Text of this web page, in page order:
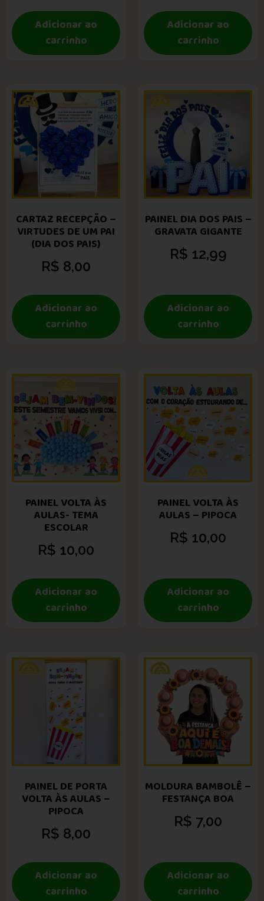
Adicionar ao
carrinho
Adicionar ao
carrinho
CARTAZ RECEPÇÃO –
VIRTUDES DE UM PAI
(DIA DOS PAIS)
R$ 8,00
Adicionar ao
carrinho
PAINEL DIA DOS PAIS –
GRAVATA GIGANTE
R$ 12,99
Adicionar ao
carrinho
PAINEL VOLTA ÀS
AULAS- TEMA
ESCOLAR
R$ 10,00
Adicionar ao
carrinho
PAINEL VOLTA ÀS
AULAS – PIPOCA
R$ 10,00
Adicionar ao
carrinho
PAINEL DE PORTA
VOLTA ÀS AULAS –
PIPOCA
R$ 8,00
Adicionar ao
carrinho
MOLDURA BAMBOLÊ –
FESTANÇA BOA
R$ 7,00
Adicionar ao
carrinho